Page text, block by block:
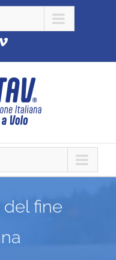
Vimeo
fine